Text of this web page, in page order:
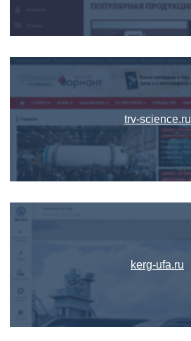
trv-science.ru
kerg-ufa.ru